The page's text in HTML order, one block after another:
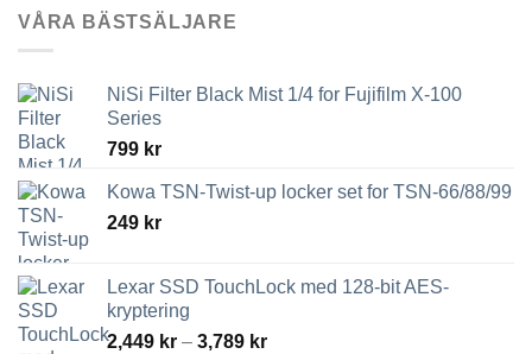
VÅRA BÄSTSÄLJARE
NiSi Filter Black Mist 1/4 for Fujifilm X-100
Series
799 kr
Kowa TSN-Twist-up locker set for TSN-66/88/99
249 kr
Lexar SSD TouchLock med 128-bit AES-
kryptering
2,449 kr – 3,789 krPrisintervall: